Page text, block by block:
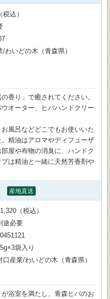
込）
/わいどの木（青森県）
香り」で癒されてください。
オーター、ヒバハンドクリー
風呂などどこでもお使いいた
精油はアロマやディフューザ
屋や布物の消臭に、ハンドク
は精油と一緒に天然芳香剤や
産地直送
（税込）
途必要
袋入り
口産業/わいどの木（青森県）
浴室を満たし、青森ヒバのお